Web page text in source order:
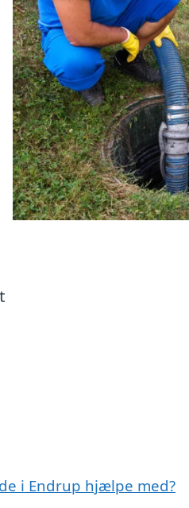
i Endrup hjælpe med?